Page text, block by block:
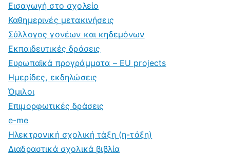
Εισαγωγή στο σχολείο
Καθημερινές μετακινήσεις
Σύλλογος γονέων και κηδεμόνων
Εκπαιδευτικές δράσεις
Ευρωπαϊκά προγράμματα – EU projects
Ημερίδες, εκδηλώσεις
Όμιλοι
Επιμορφωτικές δράσεις
e-me
Ηλεκτρονική σχολική τάξη (η-τάξη)
Διαδραστικά σχολικά βιβλία